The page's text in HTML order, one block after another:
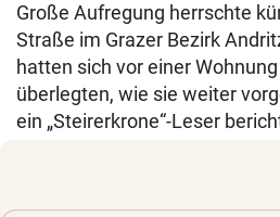
Große Aufregung herrschte
Straße im Grazer Bezirk
hatten sich vor einer
überlegten, wie sie weiter
ein „Steirerkrone“-Leser